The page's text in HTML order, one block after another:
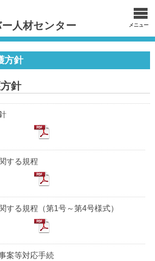
人材センター メニュー
方針
針
する規程
する規程（第1号～第4号様式）
案等対応手続